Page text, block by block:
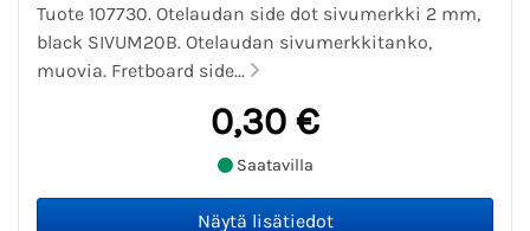
Tuote 107730. Otelaudan side dot sivumerkki 2 mm,
black SIVUM20B. Otelaudan sivumerkkitanko,
muovia. Fretboard side...
0,30 €
Saatavilla